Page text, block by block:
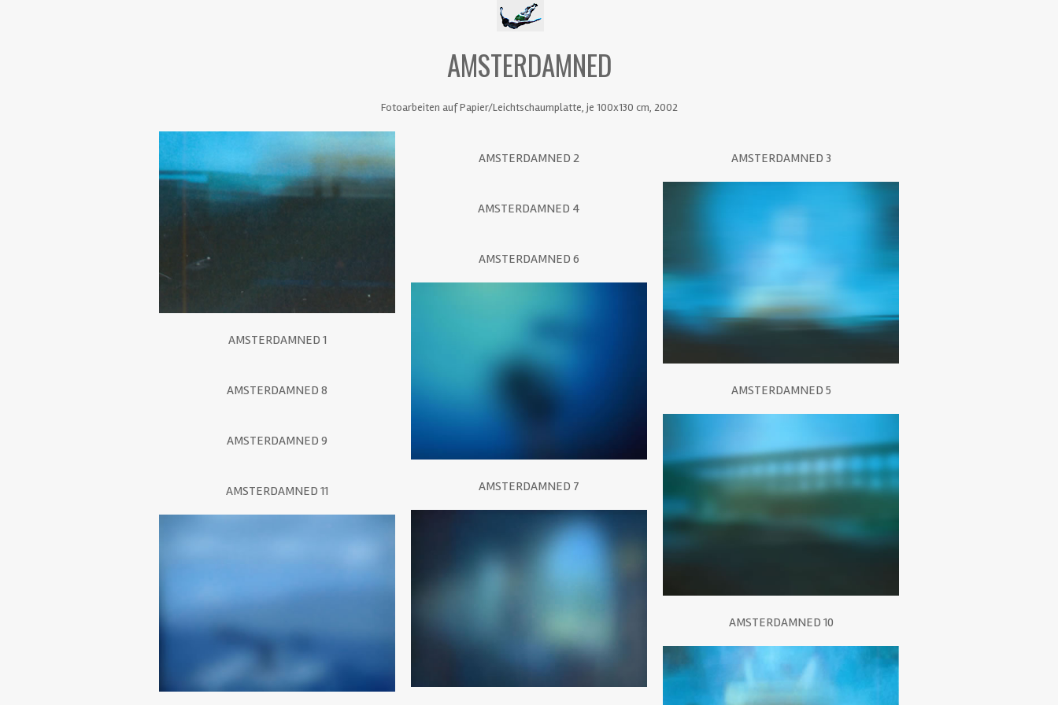
AMSTERDAMNED
Fotoarbeiten auf Papier/Leichtschaumplatte, je 100x130 cm, 2002
AMSTERDAMNED 1
AMSTERDAMNED 2 AMSTERDAMNED 3
AMSTERDAMNED 4
AMSTERDAMNED 5
AMSTERDAMNED 6
AMSTERDAMNED 7
AMSTERDAMNED 8
AMSTERDAMNED 9
AMSTERDAMNED 10
AMSTERDAMNED 11